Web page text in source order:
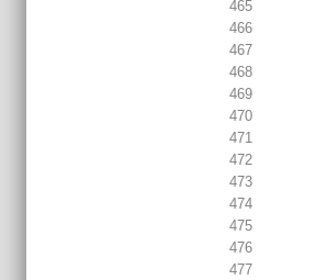
465
466
467
468
469
470
471
472
473
474
475
476
477